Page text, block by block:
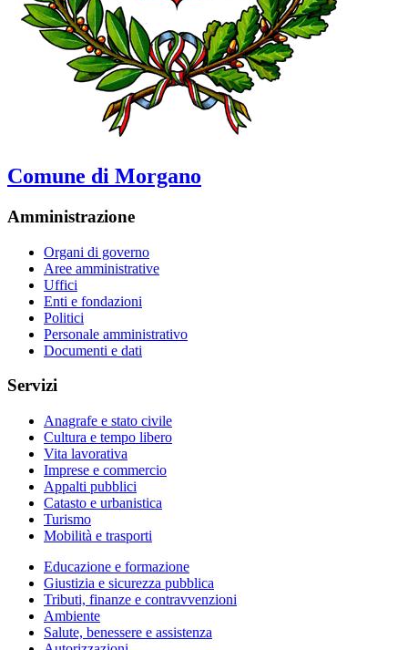
Comune di Morgano
Amministrazione
Organi di governo
Aree amministrative
Uffici
Enti e fondazioni
Politici
Personale amministrativo
Documenti e dati
Servizi
Anagrafe e stato civile
Cultura e tempo libero
Vita lavorativa
Imprese e commercio
Appalti pubblici
Catasto e urbanistica
Turismo
Mobilità e trasporti
Educazione e formazione
Giustizia e sicurezza pubblica
Tributi, finanze e contravvenzioni
Ambiente
Salute, benessere e assistenza